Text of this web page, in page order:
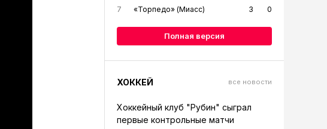
7
«Торпедо» (Миасс) 3 0
Полная версия
ХОККЕЙ все новости
Хоккейный клуб "Рубин" сыграл
первые контрольные матчи